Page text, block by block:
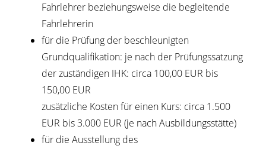
Fahrlehrer beziehungsweise die begleitende
Fahrlehrerin
für die Prüfung der beschleunigten
Grundqualifikation: je nach der Prüfungssatzung
der zuständigen IHK: circa 100,00 EUR bis
150,00 EUR
zusätzliche Kosten für einen Kurs: circa 1.500
EUR bis 3.000 EUR (je nach Ausbildungsstätte)
für die Ausstellung des